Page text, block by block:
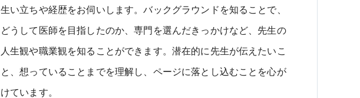
生い立ちや経歴をお伺いします。バックグラウンドを知ることで、
どうして医師を目指したのか、専門を選んだきっかけなど、先生の
人生観や職業観を知ることができます。潜在的に先生が伝えたいこ
と、想っていることまでを理解し、ページに落とし込むことを心が
けています。